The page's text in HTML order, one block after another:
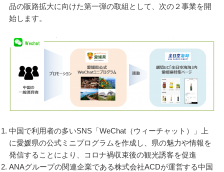
品の販路拡大に向けた第一弾の取組として、次の２事業を開
始します。
中国で利用者の多いSNS「WeChat（ウィーチャット）」上
に愛媛県の公式ミニプログラムを作成し、県の魅力や情報を
発信することにより、コロナ禍収束後の観光誘客を促進
ANAグループの関連企業である株式会社ACDが運営する中国